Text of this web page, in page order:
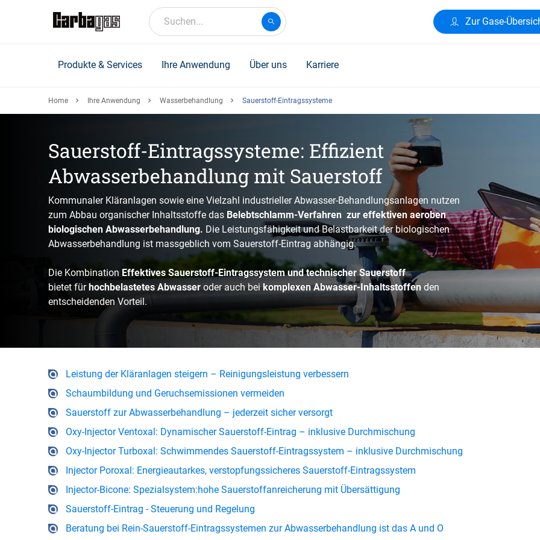
Suchen... Zur Gase-
Produkte & Services Ihre Anwendung Über uns Karriere
Home Ihre Anwendung Wasserbehandlung Sauerstoff-Eintragssysteme
Sauerstoff-Eintragssysteme: Effizient
Abwasserbehandlung mit Sauerstoff
Kommunaler Kläranlagen sowie eine Vielzahl industrieller Abwasser-Behandlungsanlagen nutzen
zum Abbau organischer Inhaltsstoffe das Belebtschlamm-Verfahren zur effektiven aeroben
biologischen Abwasserbehandlung. Die Leistungsfähigkeit und Belastbarkeit der biologischen
Abwasserbehandlung ist massgeblich vom Sauerstoff-Eintrag abhängig.
Die Kombination Effektives Sauerstoff-Eintragssystem und technischer Sauerstoff
bietet fürhochbelastetes Abwasser oder auch bei komplexen Abwasser-Inhaltsstoffen den
entscheidenden Vorteil.
Leistung der Kläranlagen steigern – Reinigungsleistung verbessern
Schaumbildung und Geruchsemissionen vermeiden
Sauerstoff zur Abwasserbehandlung – jederzeit sicher versorgt
Oxy-Injector Ventoxal: Dynamischer Sauerstoff-Eintrag – inklusive Durchmischung
Oxy-Injector Turboxal: Schwimmendes Sauerstoff-Eintragssystem – inklusive Durchmischung
Injector Poroxal: Energieautarkes, verstopfungssicheres Sauerstoff-Eintragssystem
Injector-Bicone: Spezialsystem:hohe Sauerstoffanreicherung mit Übersättigung
Sauerstoff-Eintrag - Steuerung und Regelung
Beratung bei Rein-Sauerstoff-Eintragssystemen zur Abwasserbehandlung ist das A und O